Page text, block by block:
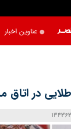
عناوین اخبار
در اتاق